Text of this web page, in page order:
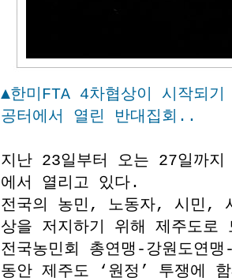
▲한미FTA 4차협상이 시작되
공터에서 열린 반대집회..
지난 23일부터 오는 27일까
에서 열리고 있다.
전국의 농민, 노동자, 시민,
상을 저지하기 위해 제주도로
전국농민회 총연맹-강원도연
동안 제주도 ‘원정’ 투쟁에